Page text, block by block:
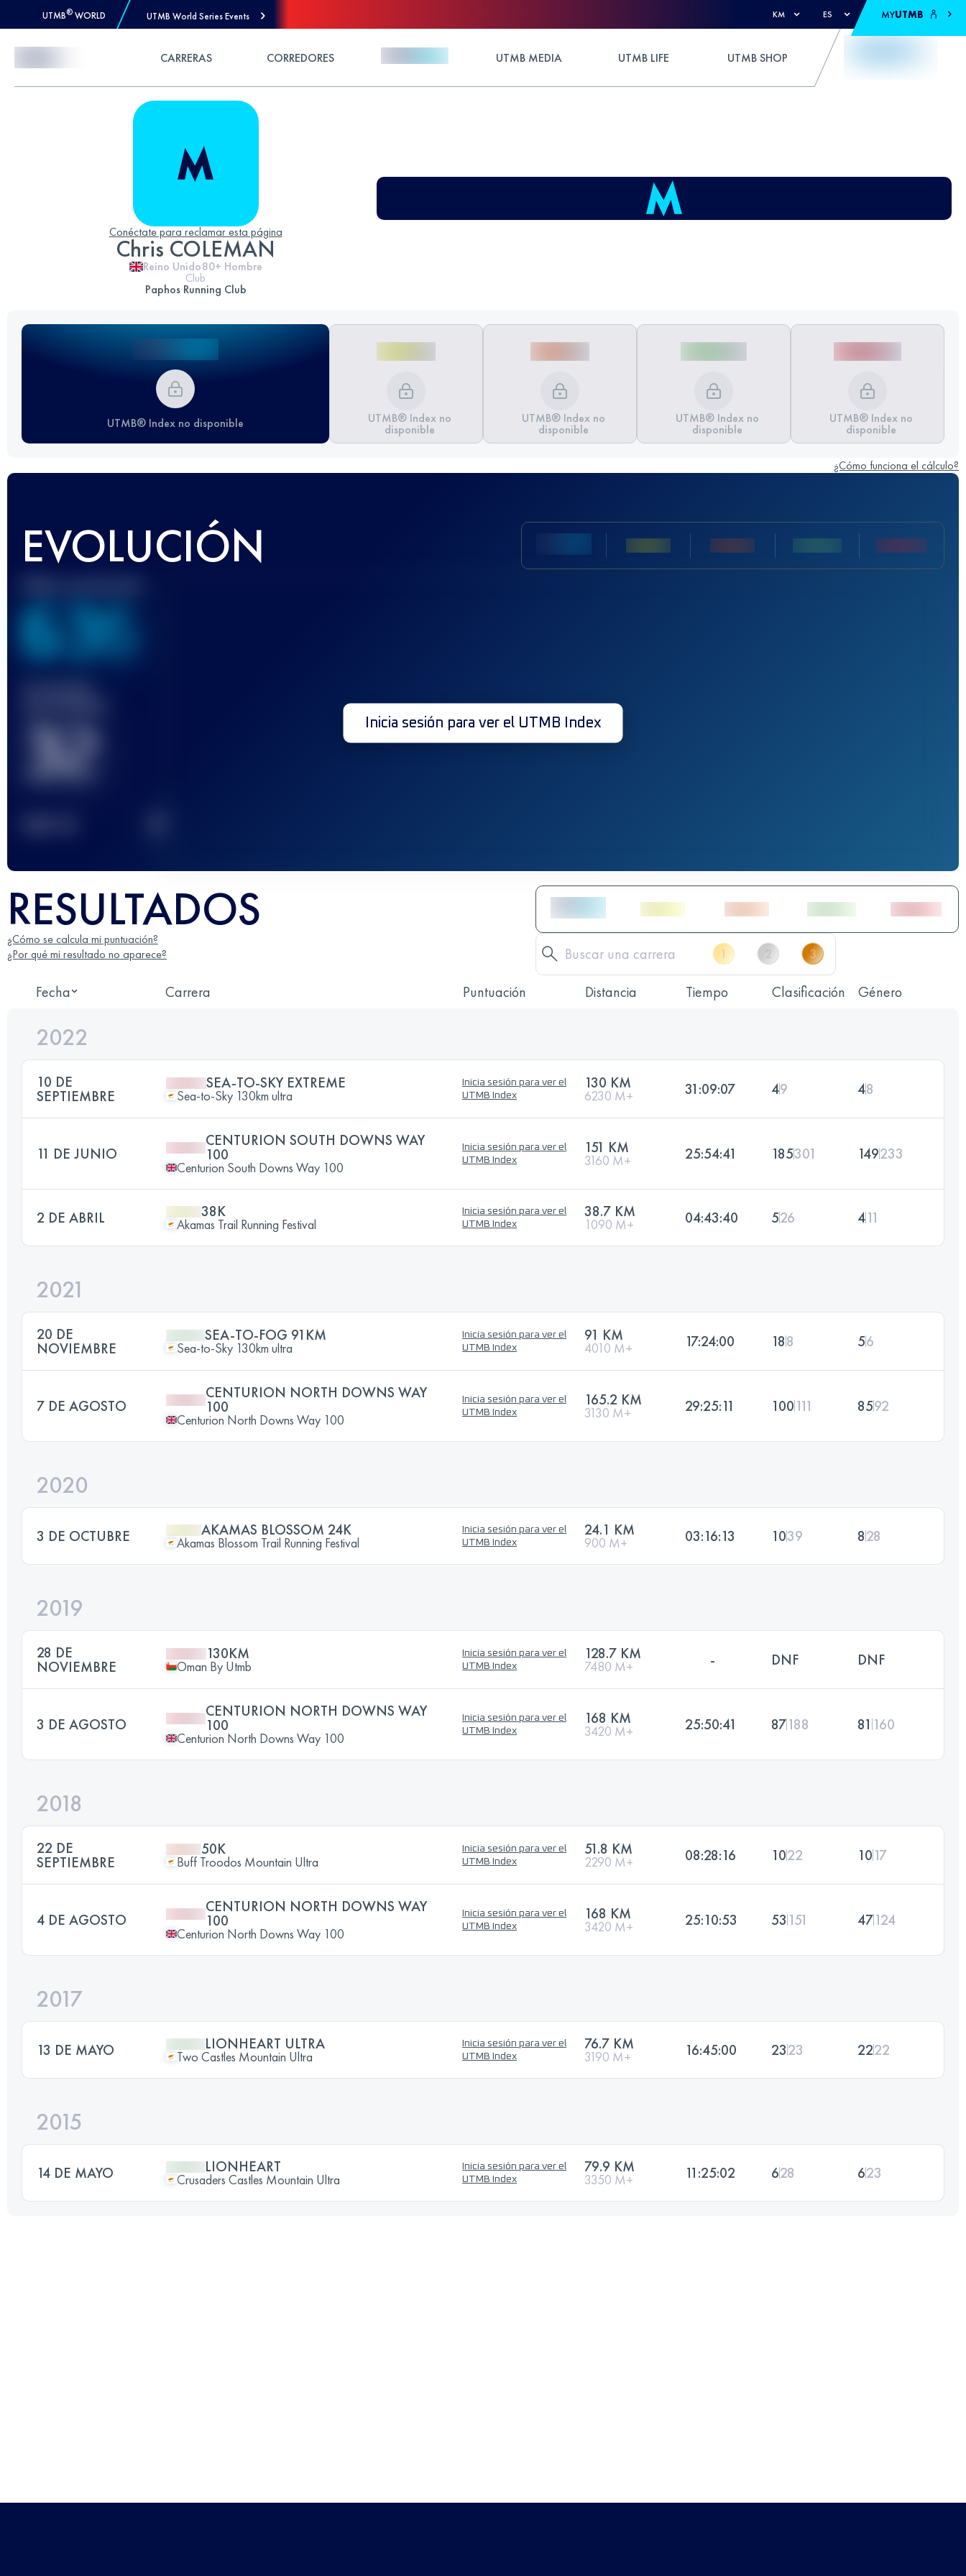
UTMB® WORLD UTMB World Series Events KM ES MYUTMB
CARRERAS CORREDORES UTMB MEDIA UTMB LIFE UTMB SHOP
Conéctate para reclamar esta página
Chris COLEMAN
Reino Unido80+ Hombre
Club
Paphos Running Club
UTMB® Index no disponible UTMB® Index no
disponible
UTMB® Index no
disponible
UTMB® Index no
disponible
UTMB® Index no
disponible
¿Cómo funciona el cálculo?
EVOLUCIÓN
636
32 Inicia sesión para ver el UTMB Index
RESULTADOS
¿Cómo se calcula mi puntuación?
¿Por qué mi resultado no aparece?
Fecha Carrera Puntuación Distancia Tiempo Clasificación Género
2022
10 DE
SEPTIEMBRE
SEA-TO-SKY EXTREME
Sea-to-Sky 130km ultra
Inicia sesión para ver el
UTMB Index
130 KM
6230 M+ 31:09:07 49 48
11 DE JUNIO
CENTURION SOUTH DOWNS WAY
100
Centurion South Downs Way 100
Inicia sesión para ver el
UTMB Index
151 KM
3160 M+ 25:54:41 185301 149233
2 DE ABRIL 38K
Akamas Trail Running Festival
Inicia sesión para ver el
UTMB Index
38.7 KM
1090 M+ 04:43:40 526 411
2021
20 DE
NOVIEMBRE
SEA-TO-FOG 91KM
Sea-to-Sky 130km ultra
Inicia sesión para ver el
UTMB Index
91 KM
4010 M+ 17:24:00 188 56
7 DE AGOSTO
CENTURION NORTH DOWNS WAY
100
Centurion North Downs Way 100
Inicia sesión para ver el
UTMB Index
165.2 KM
3130 M+ 29:25:11 100111 8592
2020
3 DE OCTUBRE AKAMAS BLOSSOM 24K
Akamas Blossom Trail Running Festival
Inicia sesión para ver el
UTMB Index
24.1 KM
900 M+ 03:16:13 1039 828
2019
28 DE
NOVIEMBRE
130KM
Oman By Utmb
Inicia sesión para ver el
UTMB Index
128.7 KM
7480 M+ - DNF DNF
3 DE AGOSTO
CENTURION NORTH DOWNS WAY
100
Centurion North Downs Way 100
Inicia sesión para ver el
UTMB Index
168 KM
3420 M+ 25:50:41 87188 81 160
2018
22 DE
SEPTIEMBRE
50K
Buff Troodos Mountain Ultra
Inicia sesión para ver el
UTMB Index
51.8 KM
2290 M+ 08:28:16 1022 1017
4 DE AGOSTO
CENTURION NORTH DOWNS WAY
100
Centurion North Downs Way 100
Inicia sesión para ver el
UTMB Index
168 KM
3420 M+ 25:10:53 53 151 47124
2017
13 DE MAYO LIONHEART ULTRA
Two Castles Mountain Ultra
Inicia sesión para ver el
UTMB Index
76.7 KM
3190 M+ 16:45:00 2323 2222
2015
14 DE MAYO LIONHEART
Crusaders Castles Mountain Ultra
Inicia sesión para ver el
UTMB Index
79.9 KM
3350 M+ 11:25:02 628 623